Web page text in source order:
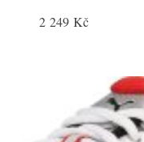
2 249 Kč